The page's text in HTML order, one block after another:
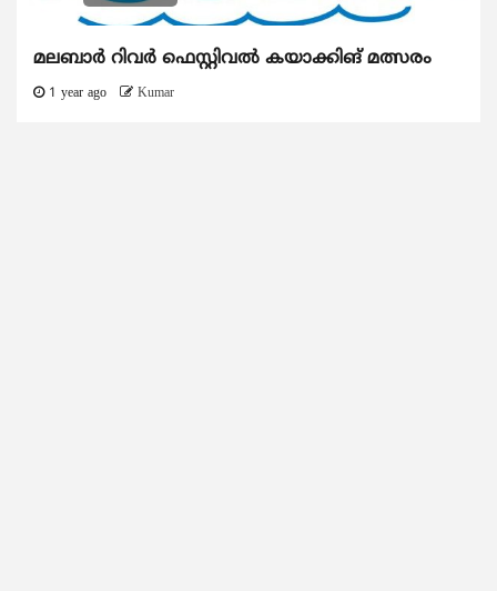
മലബാര്‍ റിവര്‍ ഫെസ്റ്റിവല്‍ കയാക്കിങ് മത്സരം
1 year ago Kumar